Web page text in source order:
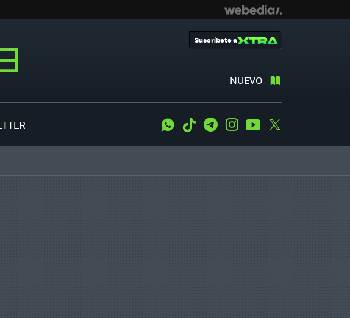
NUEVO
Suscríbete a
WhatsApp
Tiktok TelegramInstagramYoutube